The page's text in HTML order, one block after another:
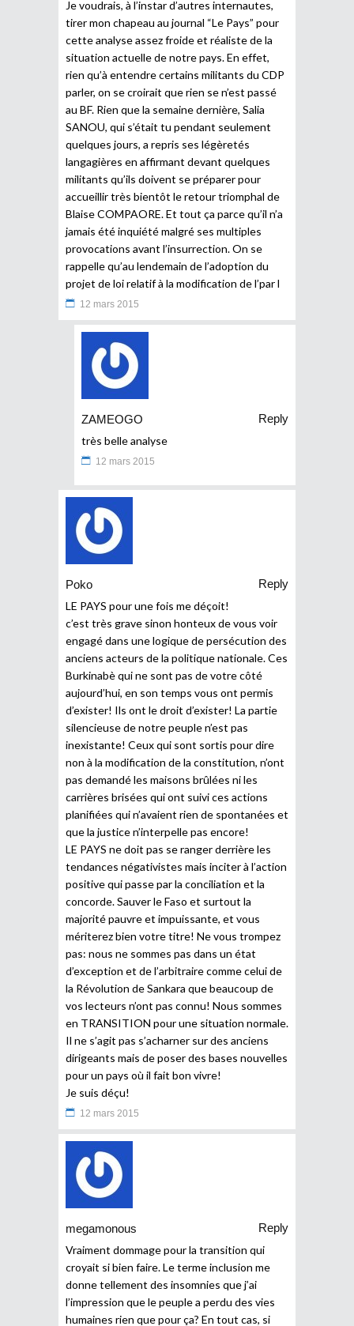
Je voudrais, à l’instar d’autres internautes,
tirer mon chapeau au journal “Le Pays” pour
cette analyse assez froide et réaliste de la
situation actuelle de notre pays. En effet,
rien qu’à entendre certains militants du CDP
parler, on se croirait que rien se n’est passé
au BF. Rien que la semaine dernière, Salia
SANOU, qui s’était tu pendant seulement
quelques jours, a repris ses légèretés
langagières en affirmant devant quelques
militants qu’ils doivent se préparer pour
accueillir très bientôt le retour triomphal de
Blaise COMPAORE. Et tout ça parce qu’il n’a
jamais été inquiété malgré ses multiples
provocations avant l’insurrection. On se
rappelle qu’au lendemain de l’adoption du
projet de loi relatif à la modification de l’par l
12 mars 2015
ZAMEOGO
Reply
très belle analyse
12 mars 2015
Poko
Reply
LE PAYS pour une fois me déçoit!
c’est très grave sinon honteux de vous voir
engagé dans une logique de persécution des
anciens acteurs de la politique nationale. Ces
Burkinabè qui ne sont pas de votre côté
aujourd’hui, en son temps vous ont permis
d’exister! Ils ont le droit d’exister! La partie
silencieuse de notre peuple n’est pas
inexistante! Ceux qui sont sortis pour dire
non à la modification de la constitution, n’ont
pas demandé les maisons brûlées ni les
carrières brisées qui ont suivi ces actions
planifiées qui n’avaient rien de spontanées et
que la justice n’interpelle pas encore!
LE PAYS ne doit pas se ranger derrière les
tendances négativistes mais inciter à l’action
positive qui passe par la conciliation et la
concorde. Sauver le Faso et surtout la
majorité pauvre et impuissante, et vous
mériterez bien votre titre! Ne vous trompez
pas: nous ne sommes pas dans un état
d’exception et de l’arbitraire comme celui de
la Révolution de Sankara que beaucoup de
vos lecteurs n’ont pas connu! Nous sommes
en TRANSITION pour une situation normale.
Il ne s’agit pas s’acharner sur des anciens
dirigeants mais de poser des bases nouvelles
pour un pays où il fait bon vivre!
Je suis déçu!
12 mars 2015
megamonous
Reply
Vraiment dommage pour la transition qui
croyait si bien faire. Le terme inclusion me
donne tellement des insomnies que j’ai
l’impression que le peuple a perdu des vies
humaines rien que pour ça? En tout cas, si